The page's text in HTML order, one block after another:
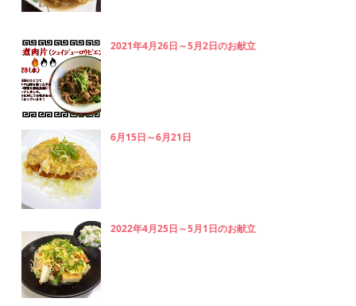
2021年4月26日～5月2日のお献立
6月15日～6月21日
2022年4月25日～5月1日のお献立